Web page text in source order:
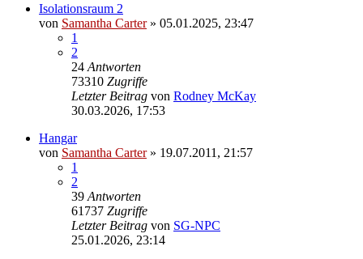
Isolationsraum 2
von Samantha Carter» 05.01.2025, 23:47
1
2
24 Antworten
73310 Zugriffe
Letzter Beitrag von Rodney McKay
30.03.2026, 17:53
Hangar
von Samantha Carter» 19.07.2011, 21:57
1
2
39 Antworten
61737 Zugriffe
Letzter Beitrag von SG-NPC
25.01.2026, 23:14